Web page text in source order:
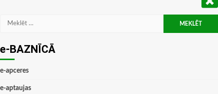
Meklēt:
e-BAZNĪCĀ
e-apceres
e-aptaujas